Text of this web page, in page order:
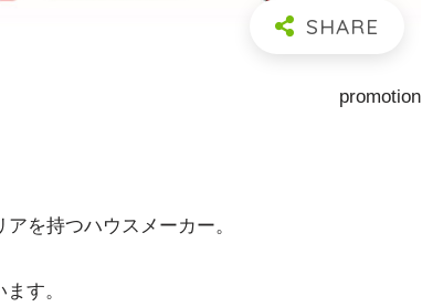
promotion
を持つハウスメーカー。
す。